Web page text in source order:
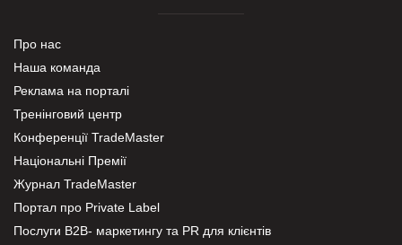
Про нас
Наша команда
Реклама на порталі
Тренінговий центр
Конференції TradeMaster
Національні Премії
Журнал TradeMaster
Портал про Private Label
Послуги В2В- маркетингу та PR для клієнтів